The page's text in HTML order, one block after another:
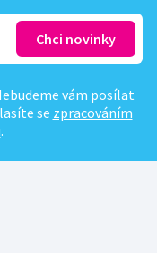
vám posílat
se zpracováním
.